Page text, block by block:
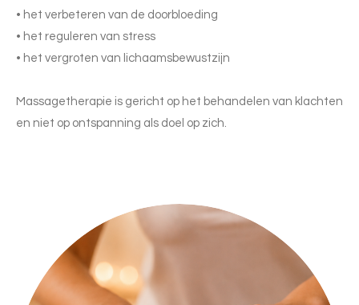
• het verbeteren van de doorbloeding
• het reguleren van stress
• het vergroten van lichaamsbewustzijn
Massagetherapie is gericht op het behandelen van klachten
en niet op ontspanning als doel op zich.